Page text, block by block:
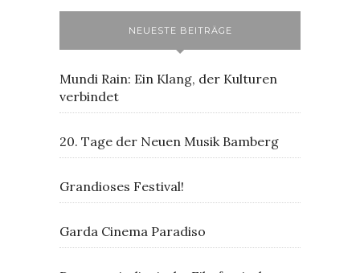
NEUESTE BEITRÄGE
Mundi Rain: Ein Klang, der Kulturen
verbindet
20. Tage der Neuen Musik Bamberg
Grandioses Festival!
Garda Cinema Paradiso